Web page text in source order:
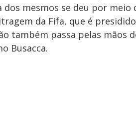
dos mesmos se deu por
da Fifa, que é
também passa pelas mãos
Busacca.